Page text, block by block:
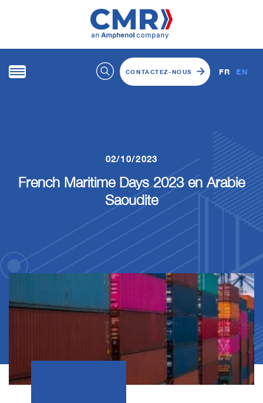
CONTACTEZ-NOUS FR EN
02/10/2023
French Maritime Days 2023 en Arabie
Saoudite